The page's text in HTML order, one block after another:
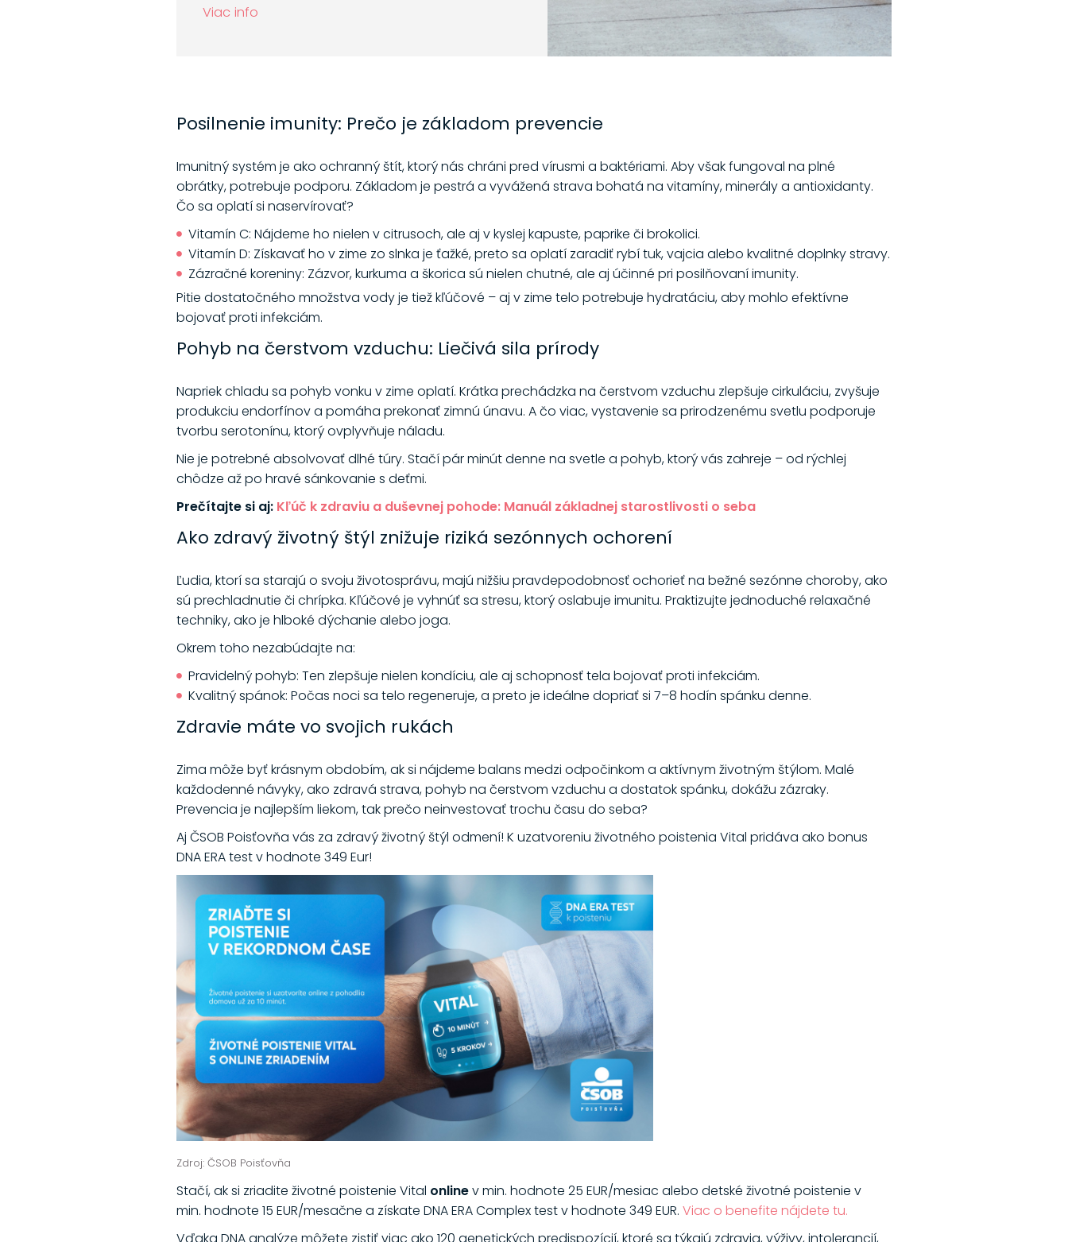
Viac info
Posilnenie imunity: Prečo je základom prevencie
Imunitný systém je ako ochranný štít, ktorý nás chráni pred vírusmi a baktériami. Aby však fungoval na plné
obrátky, potrebuje podporu. Základom je pestrá a vyvážená strava bohatá na vitamíny, minerály a antioxidanty.
Čo sa oplatí si naservírovať?
Vitamín C: Nájdeme ho nielen v citrusoch, ale aj v kyslej kapuste, paprike či brokolici.
Vitamín D: Získavať ho v zime zo slnka je ťažké, preto sa oplatí zaradiť rybí tuk, vajcia alebo kvalitné doplnky stravy.
Zázračné koreniny: Zázvor, kurkuma a škorica sú nielen chutné, ale aj účinné pri posilňovaní imunity.
Pitie dostatočného množstva vody je tiež kľúčové – aj v zime telo potrebuje hydratáciu, aby mohlo efektívne
bojovať proti infekciám.
Pohyb na čerstvom vzduchu: Liečivá sila prírody
Napriek chladu sa pohyb vonku v zime oplatí. Krátka prechádzka na čerstvom vzduchu zlepšuje cirkuláciu, zvyšuje
produkciu endorfínov a pomáha prekonať zimnú únavu. A čo viac, vystavenie sa prirodzenému svetlu podporuje
tvorbu serotonínu, ktorý ovplyvňuje náladu.
Nie je potrebné absolvovať dlhé túry. Stačí pár minút denne na svetle a pohyb, ktorý vás zahreje – od rýchlej
chôdze až po hravé sánkovanie s deťmi.
Prečítajte si aj: Kľúč k zdraviu a duševnej pohode: Manuál základnej starostlivosti o seba
Ako zdravý životný štýl znižuje riziká sezónnych ochorení
Ľudia, ktorí sa starajú o svoju životosprávu, majú nižšiu pravdepodobnosť ochorieť na bežné sezónne choroby, ako
sú prechladnutie či chrípka. Kľúčové je vyhnúť sa stresu, ktorý oslabuje imunitu. Praktizujte jednoduché relaxačné
techniky, ako je hlboké dýchanie alebo joga.
Okrem toho nezabúdajte na:
Pravidelný pohyb: Ten zlepšuje nielen kondíciu, ale aj schopnosť tela bojovať proti infekciám.
Kvalitný spánok: Počas noci sa telo regeneruje, a preto je ideálne dopriať si 7–8 hodín spánku denne.
Zdravie máte vo svojich rukách
Zima môže byť krásnym obdobím, ak si nájdeme balans medzi odpočinkom a aktívnym životným štýlom. Malé
každodenné návyky, ako zdravá strava, pohyb na čerstvom vzduchu a dostatok spánku, dokážu zázraky.
Prevencia je najlepším liekom, tak prečo neinvestovať trochu času do seba?
Aj ČSOB Poisťovňa vás za zdravý životný štýl odmení! K uzatvoreniu životného poistenia Vital pridáva ako bonus
DNA ERA test v hodnote 349 Eur!
Zdroj: ČSOB Poisťovňa
Stačí, ak si zriadite životné poistenie Vital onlinev min. hodnote 25 EUR/mesiac alebo detské životné poistenie v
min. hodnote 15 EUR/mesačne a získate DNA ERA Complex test v hodnote 349 EUR. Viac o benefite nájdete tu.